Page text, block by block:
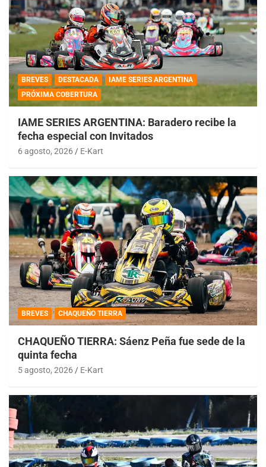
BREVES DESTACADA
IAME SERIES ARGENTINA
PRÓXIMA COBERTURA
IAME SERIES ARGENTINA: Baradero recibe la
fecha especial con Invitados
6 agosto, 2026 E-Kart
BREVES CHAQUEÑO TIERRA
CHAQUEÑO TIERRA: Sáenz Peña fue sede de la
quinta fecha
5 agosto, 2026 E-Kart